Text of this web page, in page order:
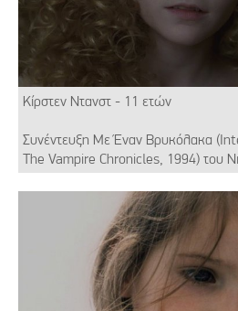
Κίρστεν Ντανστ - 11 ετών
Συνέντευξη Με Έναν Βρυκόλακα
The Vampire Chronicles, 1994) του